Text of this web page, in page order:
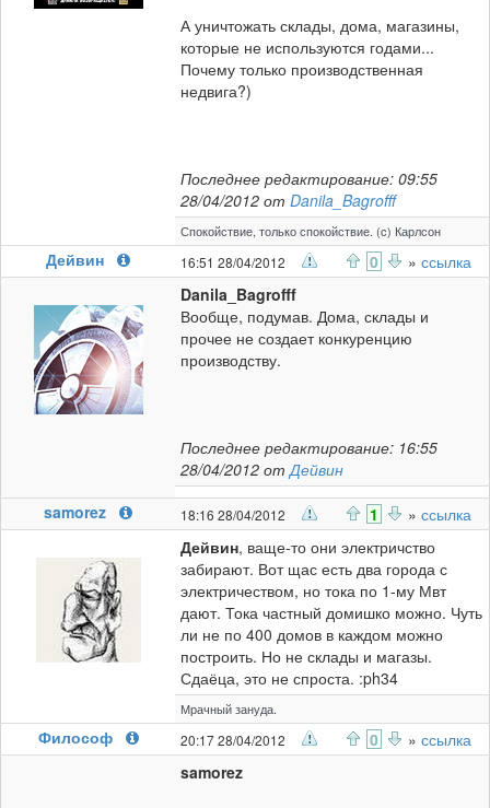
А уничтожать склады, дома, магазины,
которые не используются годами...
Почему только производственная
недвига?)
Последнее редактирование: 09:55
28/04/2012 от Danila_Bagrofff
Спокойствие, только спокойствие. (c) Карлсон
Дейвин 16:51 28/04/2012 0 » ссылка
Danila_Bagrofff
Вообще, подумав. Дома, склады и
прочее не создает конкуренцию
производству.
Последнее редактирование: 16:55
28/04/2012 отДейвин
samorez
18:16 28/04/2012 1 » ссылка
Дейвин, ваще-то они электричство
забирают. Вот щас есть два города с
электричеством, но тока по 1-му Мвт
дают. Тока частный домишко можно. Чуть
ли не по 400 домов в каждом можно
построить. Но не склады и магазы.
Сдаёца, это не спроста. :ph34
Мрачный зануда.
Философ 20:17 28/04/2012 0 » ссылка
samorez